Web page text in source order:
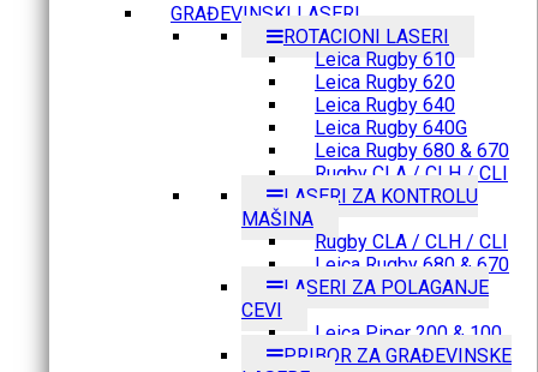
GRAĐEVINSKI LASERI
ROTACIONI LASERI
Leica Rugby 610
Leica Rugby 620
Leica Rugby 640
Leica Rugby 640G
Leica Rugby 680 & 670
Rugby CLA / CLH / CLI
LASERI ZA KONTROLU
MAŠINA
Rugby CLA / CLH / CLI
Leica Rugby 680 & 670
LASERI ZA POLAGANJE
CEVI
Leica Piper 200 & 100
PRIBOR ZA GRAĐEVINSKE